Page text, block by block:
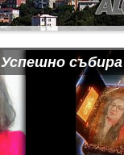
Успешно